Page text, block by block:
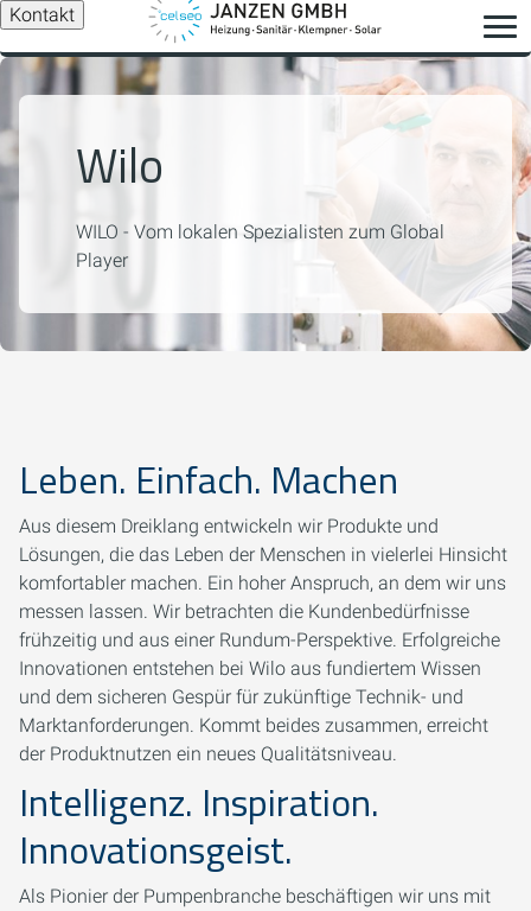
Kontakt
Wilo
WILO - Vom lokalen Spezialisten zum Global
Player
Leben. Einfach. Machen
Aus diesem Dreiklang entwickeln wir Produkte und
Lösungen, die das Leben der Menschen in vielerlei Hinsicht
komfortabler machen. Ein hoher Anspruch, an dem wir uns
messen lassen. Wir betrachten die Kundenbedürfnisse
frühzeitig und aus einer Rundum-Perspektive. Erfolgreiche
Innovationen entstehen bei Wilo aus fundiertem Wissen
und dem sicheren Gespür für zukünftige Technik- und
Marktanforderungen. Kommt beides zusammen, erreicht
der Produktnutzen ein neues Qualitätsniveau.
Intelligenz. Inspiration.
Innovationsgeist.
Als Pionier der ­Pumpenbranche beschäftigen wir uns mit